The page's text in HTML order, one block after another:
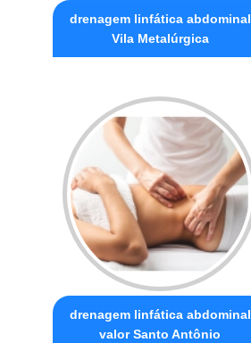
drenagem linfática abdominal
Vila Metalúrgica
drenagem linfática abdominal
valor Santo Antônio